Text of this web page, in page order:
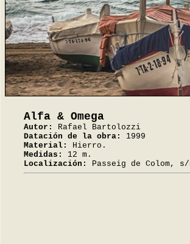
Alfa & Omega
Autor:
Rafael Bartolozzi
Datación de la obra:
1999
Material:
Hierro.
Medidas:
12 m.
Localización:
Passeig de Colom,